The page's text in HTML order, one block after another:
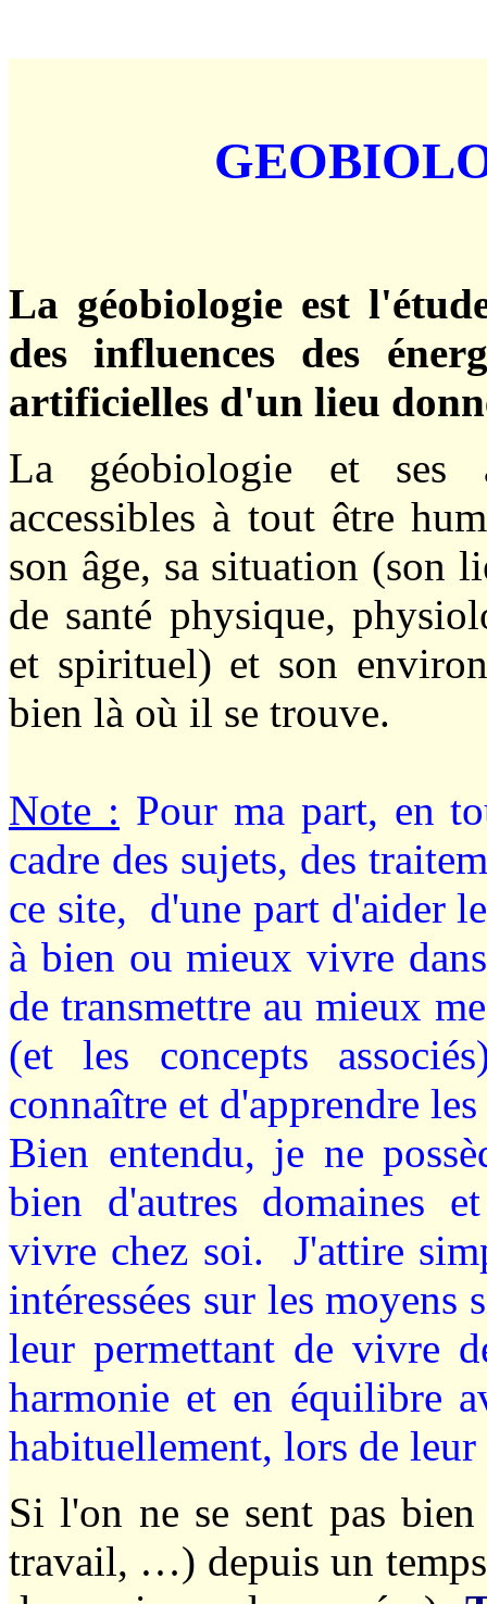
La géobiologie est
des influences des
artificielles d'un lieu
La géobiologie et ses
accessibles à tout être
son âge, sa situation (son
de santé physique,
et spirituel) et son
bien là où il se trouve.
Note : Pour ma part, en
cadre des sujets, des
ce site, d'une part d'aider
à bien ou mieux vivre
de transmettre au mieux
(et les concepts
connaître et d'apprendre
Bien entendu, je ne
bien d'autres domaines
vivre chez soi. J'attire
intéressées sur les
leur permettant de vivre
harmonie et en équilibre
habituellement, lors de leur
Si l'on ne se sent pas
travail, …) depuis un